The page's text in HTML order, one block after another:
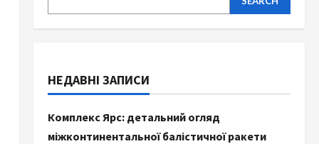
НЕДАВНІ ЗАПИСИ
Комплекс Ярс: детальний огляд
міжконтинентальної балістичної ракети